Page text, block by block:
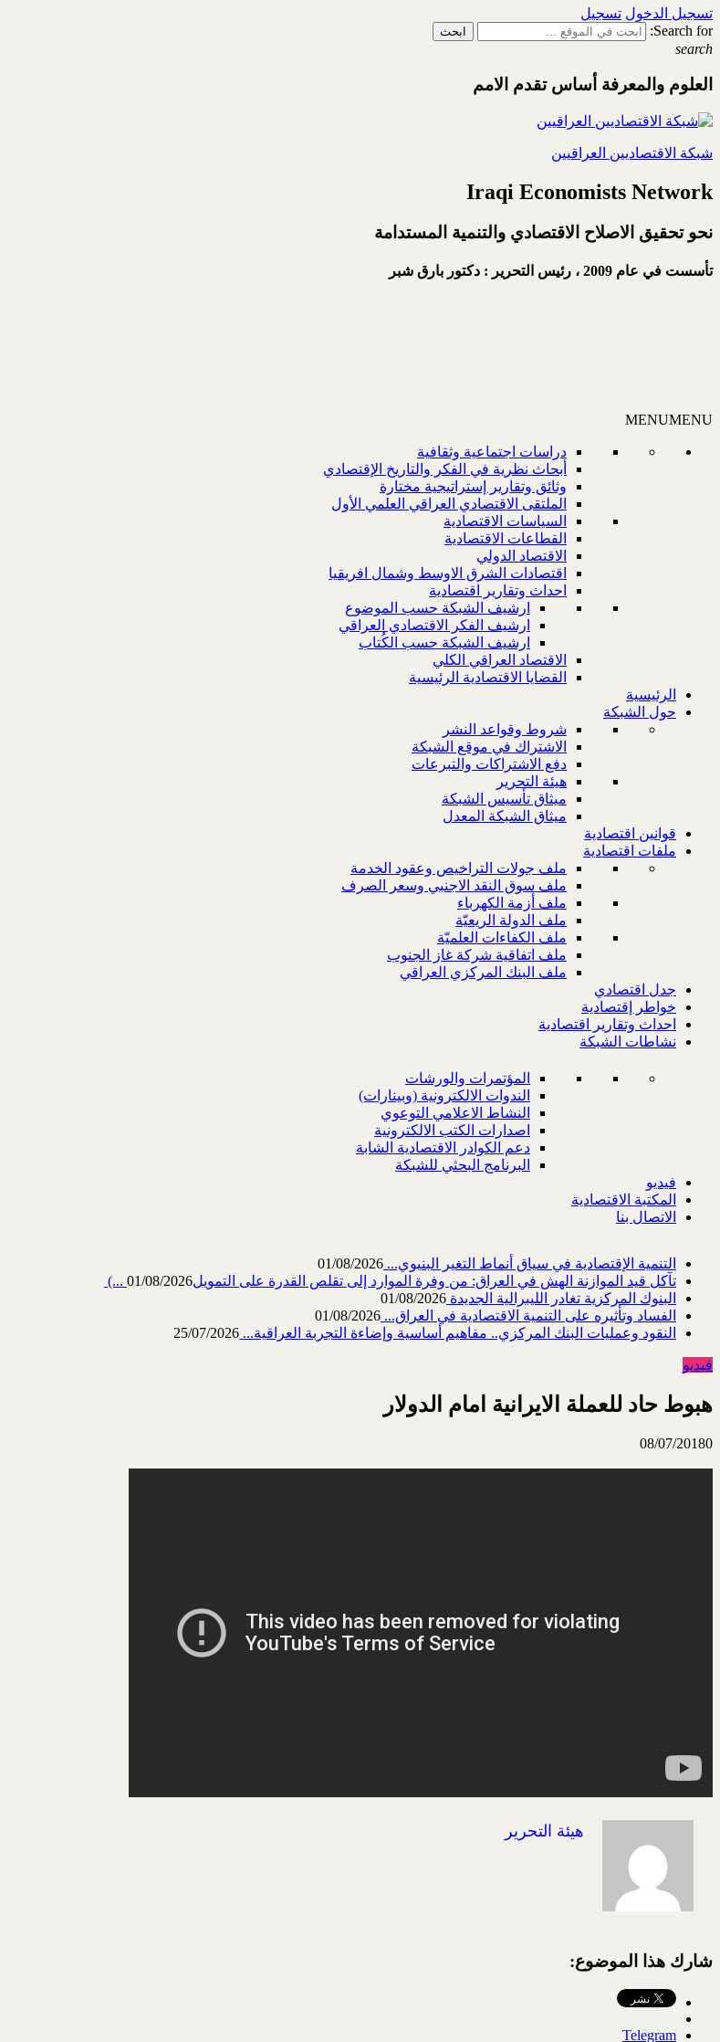
تسجيل الدخول تسجيل
Search for:
search
العلوم والمعرفة أساس تقدم الامم
شبكة الاقتصاديين العراقيين
Iraqi Economists Network
نحو تحقيق الاصلاح الاقتصادي والتنمية المستدامة
تأسست في عام 2009 ، رئيس التحرير : دكتور بارق شبر
MENUMENU
دراسات اجتماعية وثقافية
أبحاث نظرية في الفكر والتاريخ الإقتصادي
وثائق وتقارير إستراتيجية مختارة
الملتقى الاقتصادي العراقي العلمي الأول
السياسات الاقتصادية
القطاعات الاقتصادية
الاقتصاد الدولي
اقتصادات الشرق الاوسط وشمال افريقيا
احداث وتقارير اقتصادية
ارشيف الشبكة حسب الموضوع
ارشيف الفكر الاقتصادي العراقي
ارشيف الشبكة حسب الكُتاب
الاقتصاد العراقي الكلي
القضايا الاقتصادية الرئيسية
الرئيسية
حول الشبكة
شروط وقواعد النشر
الاشتراك في موقع الشبكة
دفع الاشتراكات والتبرعات
هيئة التحرير
ميثاق تأسيس الشبكة
ميثاق الشبكة المعدل
قوانين اقتصادية
ملفات اقتصادية
ملف جولات التراخيص وعقود الخدمة
ملف سوق النقد الاجنبي وسعر الصرف
ملف أزمة الكهرباء
ملف الدولة الريعيّة
ملف الكفاءات العلميّة
ملف اتفاقية شركة غاز الجنوب
ملف البنك المركزي العراقي
جدل اقتصادي
خواطر إقتصادية
احداث وتقارير اقتصادية
نشاطات الشبكة
المؤتمرات والورشات
الندوات الالكترونية (وبينارات)
النشاط الاعلامي التوعوي
اصدارات الكتب الالكترونية
دعم الكوادر الاقتصادية الشابة
البرنامج البحثي للشبكة
فيديو
المكتبة الاقتصادية
الاتصال بنا
التنمية الإقتصادية في سياق أنماط التغير البنيوي... 01/08/2026
تآكل قيد الموازنة الهش في العراق: من وفرة الموارد إلى تقلص القدرة على التمويل‎ (...01/08/2026
البنوك المركزية تغادر الليبرالية الجديدة 01/08/2026
الفساد وتأثيره على التنمية الاقتصادية في العراق... 01/08/2026
النقود وعمليات البنك المركزي.. مفاهيم أساسية وإضاءة التجربة العراقية... 25/07/2026
فيديو
هبوط حاد للعملة الايرانية امام الدولار
08/07/20180
هيئة التحرير
شارك هذا الموضوع:
Telegram